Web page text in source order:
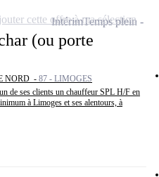
(ou porte
NORD - 87 - LIMOGES
de ses clients un chauffeur SPL H/F en
à Limoges et ses alentours, à
IntérimTemps plein
cette offre à ma sélection